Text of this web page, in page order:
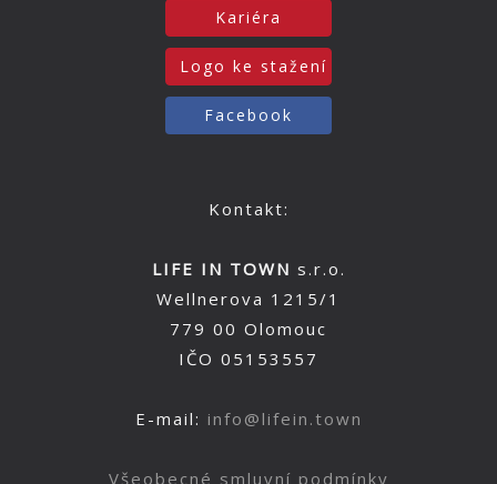
Kariéra
Logo ke stažení
Facebook
Kontakt:
LIFE IN TOWN s.r.o.
Wellnerova 1215/1
779 00 Olomouc
IČO 05153557
E-mail: info@lifein.town
Všeobecné smluvní podmínky